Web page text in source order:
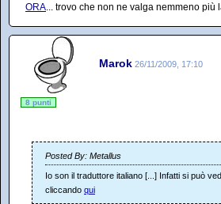
ORA... trovo che non ne valga nemmeno più
Marok 26/11/2009, 17:10
8 punti
Posted By: Metallus
Io son il traduttore italiano [...] Infatti si può
cliccando qui